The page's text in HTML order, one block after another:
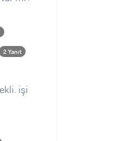
2 Yanıt
işi